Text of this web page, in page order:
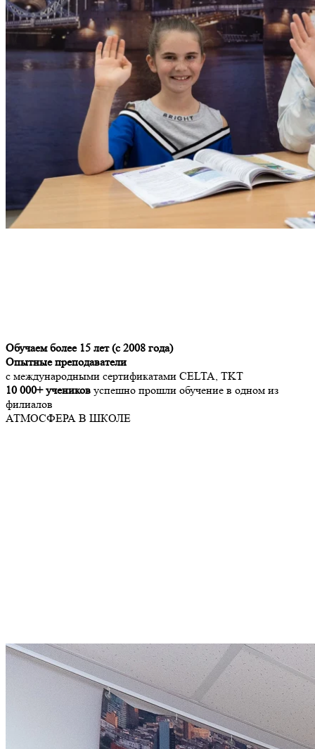
Обучаем более 15 лет (с 2008 года)
Опытные преподаватели
с международными сертификатами CELTA, TKT
10 000+ учеников успешно прошли обучение в одном из
филиалов
АТМОСФЕРА В ШКОЛЕ